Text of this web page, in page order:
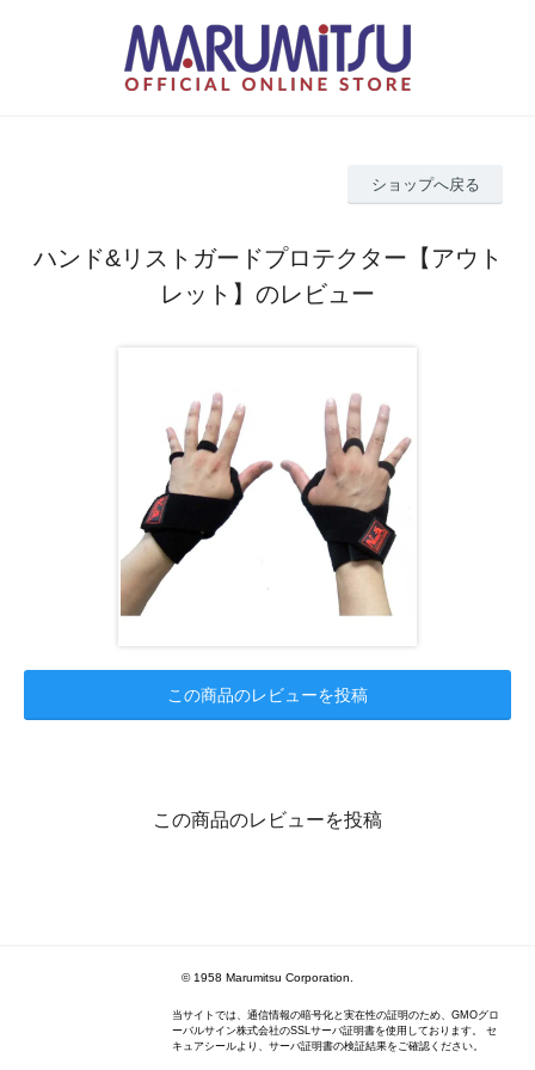
ショップへ戻る
ハンド&リストガードプロテクター【アウト
レット】のレビュー
この商品のレビューを投稿
この商品のレビューを投稿
© 1958 Marumitsu Corporation.
当サイトでは、通信情報の暗号化と実在性の証明のため、GMOグロ
ーバルサイン株式会社のSSLサーバ証明書を使用しております。 セ
キュアシールより、サーバ証明書の検証結果をご確認ください。